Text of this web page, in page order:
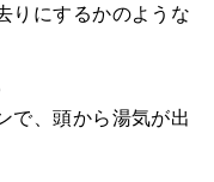
りにするかのような
で、頭から湯気が出